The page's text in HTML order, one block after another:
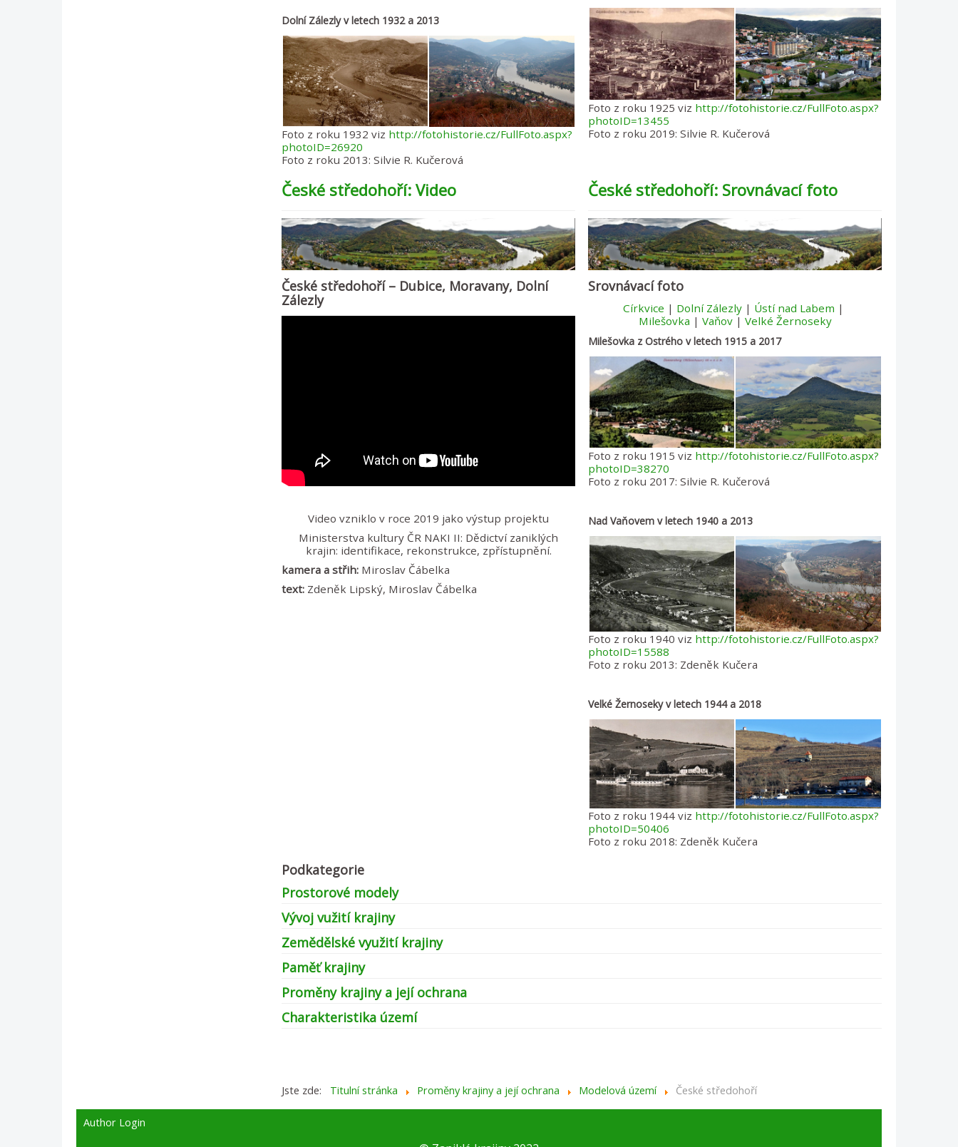
Dolní Zálezly v letech 1932 a 2013
Foto z roku 1932 viz http://fotohistorie.cz/FullFoto.aspx?
photoID=26920
Foto z roku 2013: Silvie R. Kučerová
Foto z roku 1925 viz http://fotohistorie.cz/FullFoto.aspx?
photoID=13455
Foto z roku 2019: Silvie R. Kučerová
České středohoří: Video
České středohoří – Dubice, Moravany, Dolní
Zálezly
Video vzniklo v roce 2019 jako výstup projektu
Ministerstva kultury ČR NAKI II: Dědictví zaniklých
krajin: identifikace, rekonstrukce, zpřístupnění.
kamera a střih: Miroslav Čábelka
text: Zdeněk Lipský, Miroslav Čábelka
České středohoří: Srovnávací foto
Srovnávací foto
Církvice | Dolní Zálezly | Ústí nad Labem |
Milešovka | Vaňov| Velké Žernoseky
Milešovka z Ostrého v letech 1915 a 2017
Foto z roku 1915 viz http://fotohistorie.cz/FullFoto.aspx?
photoID=38270
Foto z roku 2017: Silvie R. Kučerová
Nad Vaňovem v letech 1940 a 2013
Foto z roku 1940 viz http://fotohistorie.cz/FullFoto.aspx?
photoID=15588
Foto z roku 2013: Zdeněk Kučera
Velké Žernoseky v letech 1944 a 2018
Foto z roku 1944 viz http://fotohistorie.cz/FullFoto.aspx?
photoID=50406
Foto z roku 2018: Zdeněk Kučera
Podkategorie
Prostorové modely
Vývoj vužití krajiny
Zemědělské využití krajiny
Paměť krajiny
Proměny krajiny a její ochrana
Charakteristika území
Jste zde: Titulní stránka Proměny krajiny a její ochrana Modelová území České středohoří
Author Login